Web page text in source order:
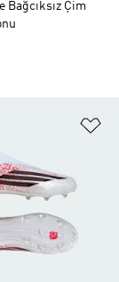
Bağcıksız Çim